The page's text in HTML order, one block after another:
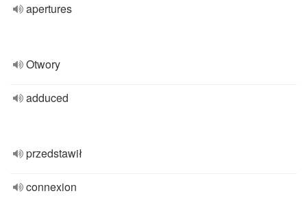
apertures
Otwory
adduced
przedstawił
connexion